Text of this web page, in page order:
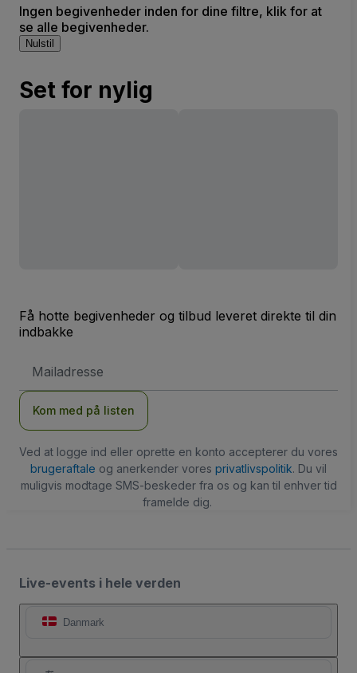
Ingen begivenheder inden for dine filtre, klik for at
se alle begivenheder.
Nulstil
Set for nylig
Få hotte begivenheder og tilbud leveret direkte til din
indbakke
adresse
Kom med på listen
Ved at logge ind eller oprette en konto accepterer du vores
brugeraftale og anerkender vores privatlivspolitik. Du vil
muligvis modtage SMS-beskeder fra os og kan til enhver tid
framelde dig.
Live-events i hele verden
Danmark